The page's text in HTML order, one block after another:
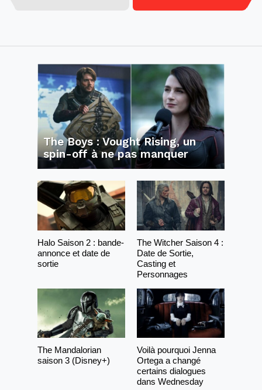
The Boys : Vought Rising, un
spin-off à ne pas manquer
Halo Saison 2 : bande-
annonce et date de
sortie
The Witcher Saison 4 :
Date de Sortie,
Casting et
Personnages
The Mandalorian
saison 3 (Disney+)
Voilà pourquoi Jenna
Ortega a changé
certains dialogues
dans Wednesday